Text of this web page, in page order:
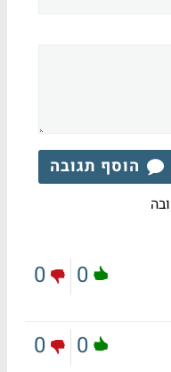
הוסף תגובה
0
0
0
0